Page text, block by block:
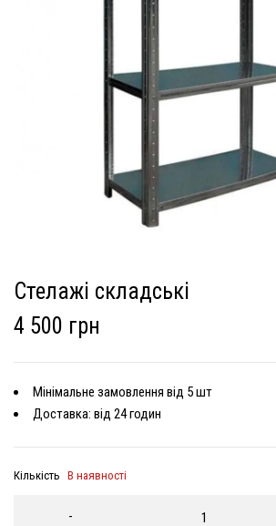
Стелажі складські
4 500 грн
Мінімальне замовлення від 5 шт
Доставка: від 24 годин
Кількість В наявності